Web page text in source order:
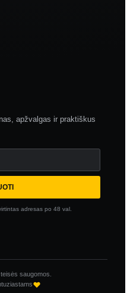
apžvalgas ir praktiškus
adresas po 48 val.
saugomos.